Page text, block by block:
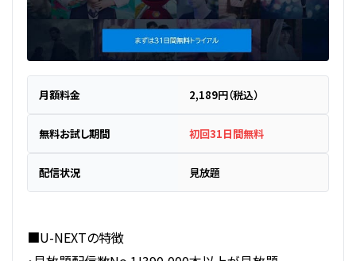
月額料金 2,189円（税込）
無料お試し期間 初回31日間無料
配信状況 見放題
■U-NEXTの特徴